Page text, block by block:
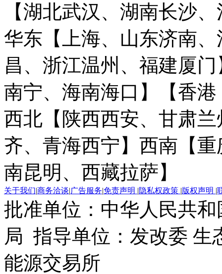
【湖北武汉、湖南长沙
华东【上海、山东济南
昌、浙江温州、福建厦门
南宁、海南海口】
【香
西北【陕西西安、甘肃
齐、青海西宁】 西南【
南昆明、西藏拉萨】
关于我们|商务洽谈|广告服务|免责声明 |隐私权政策 |版权声明 |
批准单位：中华人民共
局 指导单位：发改委 生
能源交易所